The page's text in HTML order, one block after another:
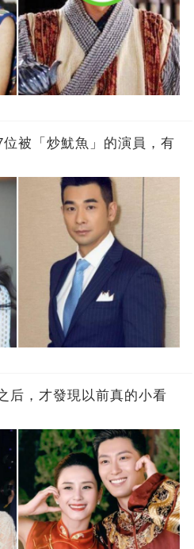
被「炒魷魚」的演員，有
后，才發現以前真的小看